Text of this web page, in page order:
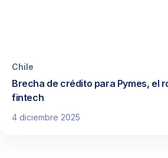
Chile
Brecha de crédito para Pymes, el
fintech
4 diciembre 2025